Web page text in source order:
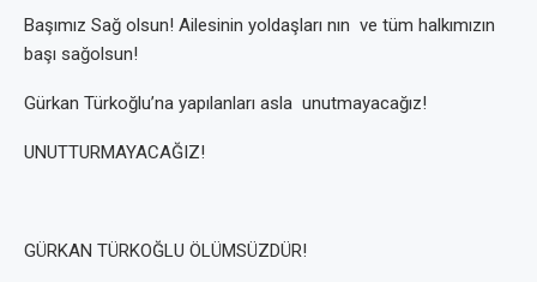
Başımız Sağ olsun! Ailesinin yoldaşları nın ve tüm halkımızın
başı sağolsun!
Gürkan Türkoğlu’na yapılanları asla unutmayacağız!
UNUTTURMAYACAĞIZ!
GÜRKAN TÜRKOĞLU ÖLÜMSÜZDÜR!